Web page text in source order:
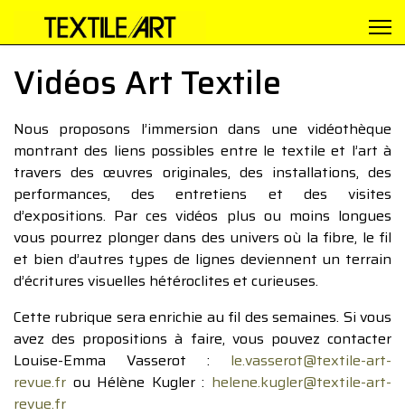
Vidéos Art Textile
Nous proposons l’immersion dans une vidéothèque
montrant des liens possibles entre le textile et l’art à
travers des œuvres originales, des installations, des
performances, des entretiens et des visites
d’expositions. Par ces vidéos plus ou moins longues
vous pourrez plonger dans des univers où la fibre, le fil
et bien d’autres types de lignes deviennent un terrain
d’écritures visuelles hétéroclites et curieuses.
Cette rubrique sera enrichie au fil des semaines. Si vous
avez des propositions à faire, vous pouvez contacter
Louise-Emma Vasserot : le.vasserot@textile-art-
revue.fr ou Hélène Kugler : helene.kugler@textile-art-
revue.fr